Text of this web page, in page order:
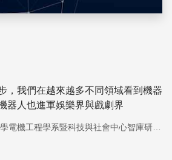
，我們在越來越多不同領域看到機器
器人也進軍娛樂界與戲劇界